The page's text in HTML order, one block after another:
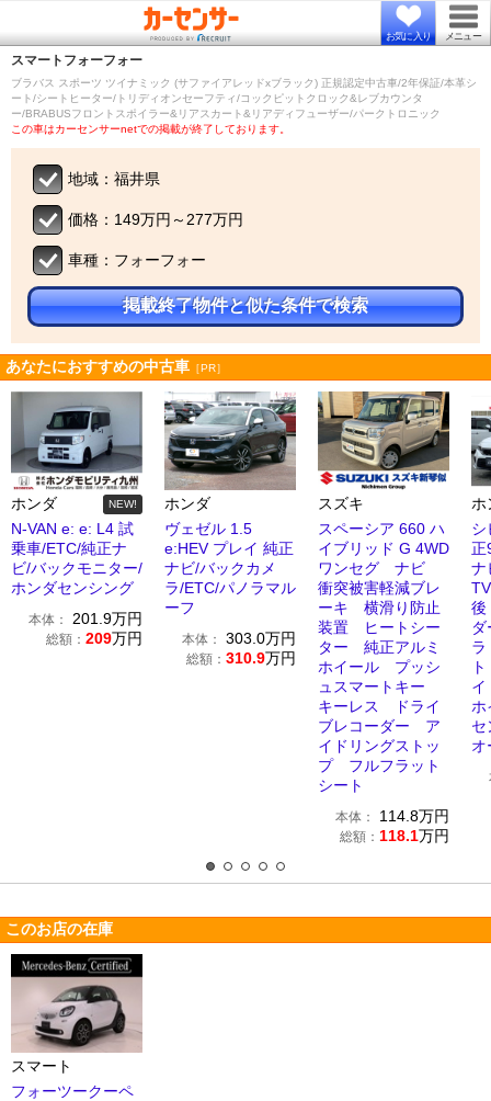
お気に入り メニュー
スマート フォーフォー
ブラバス スポーツ ツイナミック (サファイアレッドxブラック) 正規認定中古車/2年保証/本革シ
ート/シートヒーター/トリディオンセーフティ/コックピットクロック&レブカウンタ
ー/BRABUSフロントスポイラー&リアスカート&リアディフューザー/パークトロニック
この車はカーセンサーnetでの掲載が終了しております。
地域：福井県
価格：149万円～277万円
車種：フォーフォー
掲載終了物件と似た条件で検索
あなたにおすすめの中古車 ［PR］
ホンダ NEW!
N-VAN e: e: L4 試
乗車/ETC/純正ナ
ビ/バックモニター/
ホンダセンシング
本体： 201.9万円
総額： 209万円
ホンダ
ヴェゼル 1.5
e:HEV プレイ 純正
ナビ/バックカメ
ラ/ETC/パノラマル
ーフ
本体： 303.0万円
総額： 310.9万円
スズキ
スペーシア 660 ハ
イブリッド G 4WD
ワンセグ ナビ
衝突被害軽減ブレ
ーキ 横滑り防止
装置 ヒートシー
ター 純正アルミ
ホイール プッシ
ュスマートキー
キーレス ドライ
ブレコーダー ア
イドリングストッ
プ フルフラット
シート
本体： 114.8万円
総額： 118.1万円
ホ
シ
正
ナ
後
ラ
イ
ホ
セ
オ
このお店の在庫
スマート
フォーツークーペ